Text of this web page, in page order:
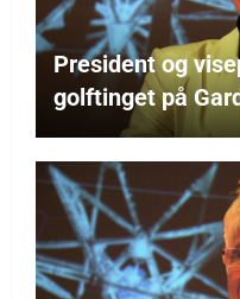
President og
golftinget på